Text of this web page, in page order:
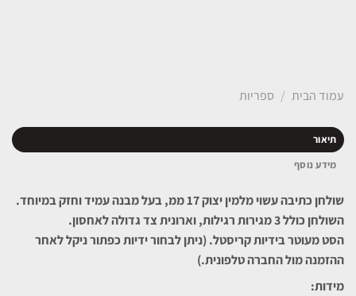
עמוד הבית / ספריות
תיאור
מידע נוסף
שולחן כתיבה עשוי מלמין יצוק 17 ממ, בעל מבנה עמיד וחזק במיוחד.
השולחן כולל 3 מגירות רגילות, וארונית צד גדולה לאחסון.
הסט מעוטר בידיות קריסטל. (ניתן לבחור ידיות כפתור ניקל לאחר
ההזמנה מול החברה טלפונית.)
מידות: